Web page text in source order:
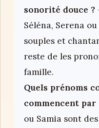
sonorité douce ?
Séléna, Serena
souples et
reste de les
famille.
Quels prénoms
commencent par
ou Samia sont